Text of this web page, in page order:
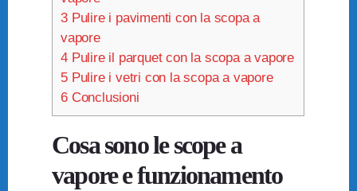
3Pulire i pavimenti con la scopa a
vapore
4Pulire il parquet con la scopa a vapore
5Pulire i vetri con la scopa a vapore
6Conclusioni
Cosa sono le scope a
vapore e funzionamento